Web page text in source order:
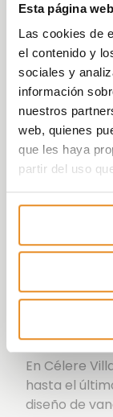
Esta página
Las cookies de
el contenido y
sociales y
información
nuestros
web, quienes
que les haya
partir del uso
Célere
residencial
los tuyos,
anterior.
Te
pareadas de
dos plantas,
distribución
viviendas
carácter
Tu casa
vida sin
perfecta
urbano.
En Célere
hasta el
diseño de